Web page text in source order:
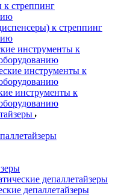
к стреппинг
к стреппинг
инструменты к
инструменты к
инструменты к
депаллетайзеры
депаллетайзеры